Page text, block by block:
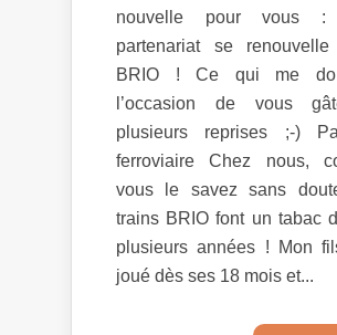
nouvelle pour vous :
partenariat se
BRIO ! Ce qui me
l’occasion de vous
plusieurs reprises ;-)
ferroviaire Chez nous,
vous le savez sans
trains BRIO font un tabac
plusieurs années ! Mon
joué dès ses 18 mois et...